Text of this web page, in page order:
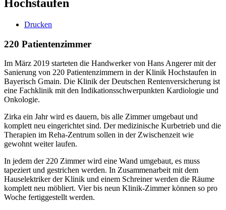
Hochstaufen
Drucken
220 Patientenzimmer
Im März 2019 starteten die Handwerker von Hans Angerer mit der
Sanierung von 220 Patientenzimmern in der Klinik Hochstaufen in
Bayerisch Gmain. Die Klinik der Deutschen Rentenversicherung ist
eine Fachklinik mit den Indikationsschwerpunkten Kardiologie und
Onkologie.
Zirka ein Jahr wird es dauern, bis alle Zimmer umgebaut und
komplett neu eingerichtet sind. Der medizinische Kurbetrieb und die
Therapien im Reha-Zentrum sollen in der Zwischenzeit wie
gewohnt weiter laufen.
In jedem der 220 Zimmer wird eine Wand umgebaut, es muss
tapeziert und gestrichen werden. In Zusammenarbeit mit dem
Hauselektriker der Klinik und einem Schreiner werden die Räume
komplett neu möbliert. Vier bis neun Klinik-Zimmer können so pro
Woche fertiggestellt werden.